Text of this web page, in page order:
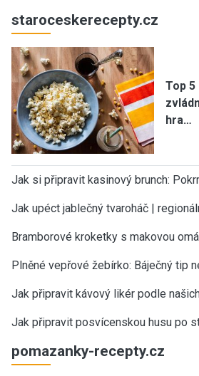
staroceskerecepty.cz
Top
hra…
Jak si připravit kasinový brunch:
Jak upéct jablečný tvaroháč |
Bramborové kroketky s makovou
Plněné vepřové žebírko: Báječný tip
Jak připravit kávový likér podle
Jak připravit posvícenskou husu po
pomazanky-recepty.cz